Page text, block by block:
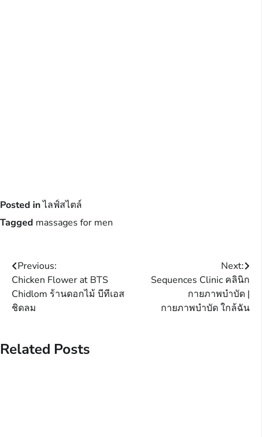
Posted inไลฟ์สไตล์
Tagged massages for men
Post
navigation
Previous:
Chicken Flower at BTS
Chidlom ร้านดอกไม้ บีทีเอส
ชิดลม
Next:
Sequences Clinic คลินิก
กายภาพบำบัด |
กายภาพบำบัด ใกล้ฉัน
Related Posts